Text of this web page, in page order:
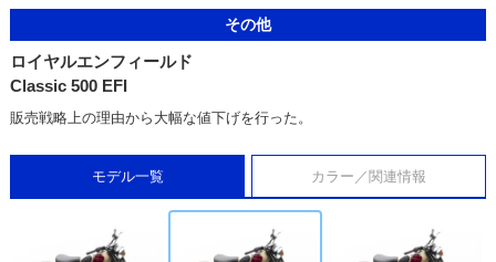
その他
ロイヤルエンフィールド
Classic 500 EFI
販売戦略上の理由から大幅な値下げを行った。
モデル一覧 カラー／関連情報